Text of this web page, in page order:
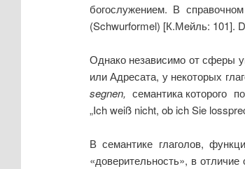
богослужением. В
(Schwurformel) [К.Мeйль: 101].
Однако независимо от сферы
или Адресата, у некоторых
segnen, семантика которого
„Ich weiß nicht, ob ich Sie
В семантике глаголов,
«доверительность», в отличие